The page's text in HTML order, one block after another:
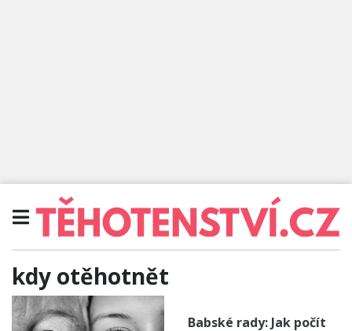
kdy otěhotnět
Babské rady: Jak počít